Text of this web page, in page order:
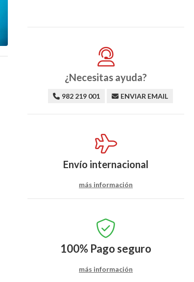
¿Necesitas ayuda?
982 219 001 ENVIAR EMAIL
Envío internacional
más información
100% Pago seguro
más información